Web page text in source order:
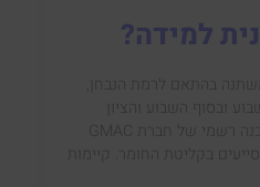
למידה?
בהתאם לרמת הנבחן,
ובסוף השבוע והציון
הנדרש. רצוי לרכוש ספר הכנה רשמי של חברת GMAC
בקליטת החומר. קיימות